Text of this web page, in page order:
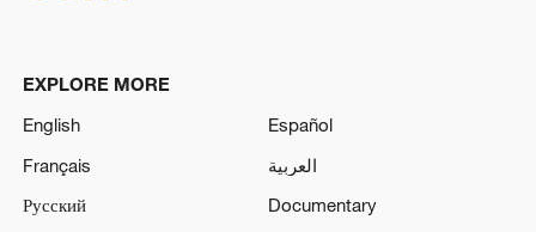
EXPLORE MORE
English
Español
Français
العربية
Русский
Documentary